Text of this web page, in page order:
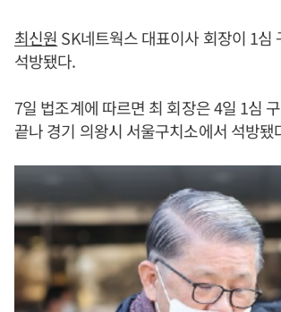
최신원 SK네트웍스 대표이사 회장이 1심
석방됐다.
7일 법조계에 따르면 최 회장은 4일 1심
끝나 경기 의왕시 서울구치소에서 석방됐